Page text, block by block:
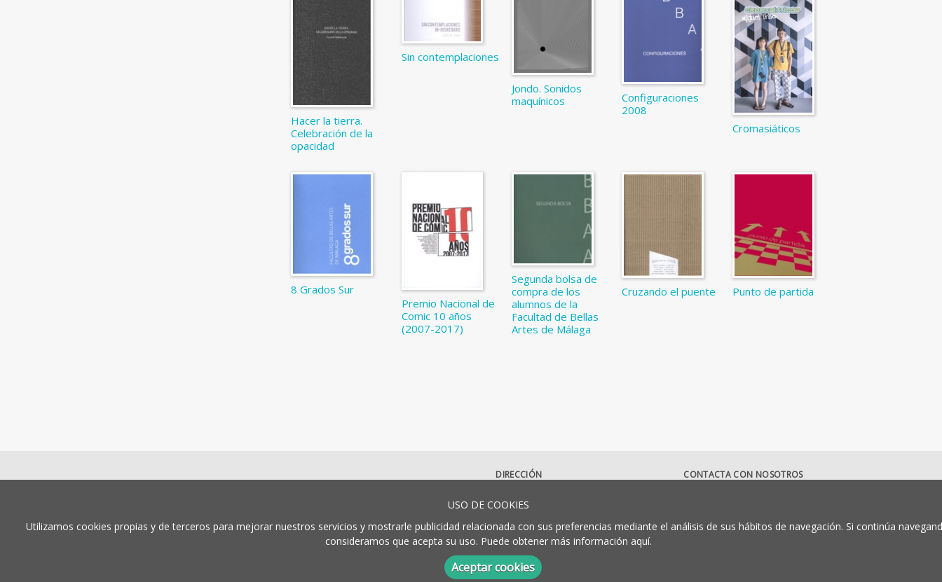
Hacer la tierra.
Celebración de la
opacidad
Sin contemplaciones
Jondo. Sonidos
maquínicos
Configuraciones
2008
Cromasiáticos
8 Grados Sur
Premio Nacional de
Comic 10 años
(2007-2017)
Segunda bolsa de
compra de los
alumnos de la
Facultad de Bellas
Artes de Málaga
Cruzando el puente Punto de partida
DIRECCIÓN
29071 Málaga
CONTACTA CON NOSOTROS
Aviso legal
USO DE COOKIES
Utilizamos cookies propias y de terceros para mejorar nuestros servicios y mostrarle publicidad relacionada con sus preferencias mediante el análisis de sus hábitos de navegación. Si continúa
consideramos que acepta su uso. Puede obtener más información aquí.
Aceptar cookies